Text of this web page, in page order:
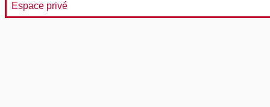
Espace privé